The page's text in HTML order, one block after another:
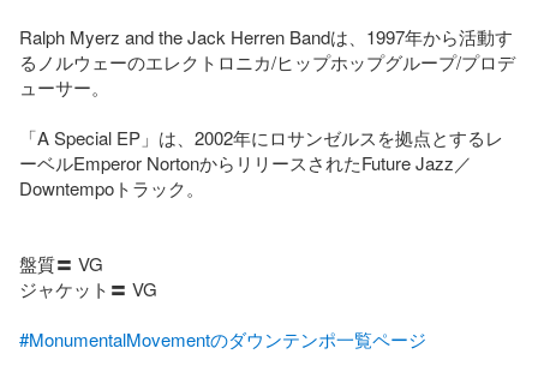
Ralph Myerz and the Jack Herren Bandは、1997年から活動す
るノルウェーのエレクトロニカ/ヒップホップグループ/プロデ
ューサー。
「A Special EP」は、2002年にロサンゼルスを拠点とするレ
ーベルEmperor NortonからリリースされたFuture Jazz／
Downtempoトラック。
盤質〓 VG
ジャケット〓 VG
#MonumentalMovementのダウンテンポ一覧ページ